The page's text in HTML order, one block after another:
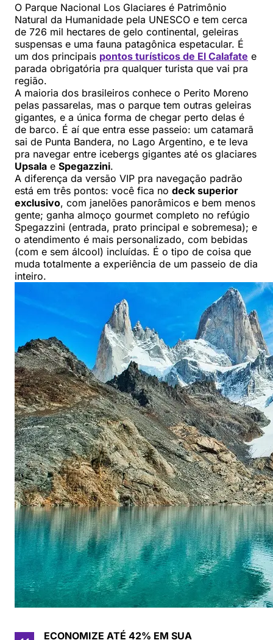
O Parque Nacional Los Glaciares é Patrimônio
Natural da Humanidade pela UNESCO e tem cerca
de 726 mil hectares de gelo continental, geleiras
suspensas e uma fauna patagônica espetacular. É
um dos principais pontos turísticos de El Calafate e
parada obrigatória pra qualquer turista que vai pra
região.
A maioria dos brasileiros conhece o Perito Moreno
pelas passarelas, mas o parque tem outras geleiras
gigantes, e a única forma de chegar perto delas é
de barco. É aí que entra esse passeio: um catamarã
sai de Punta Bandera, no Lago Argentino, e te leva
pra navegar entre icebergs gigantes até os glaciares
Upsala e Spegazzini.
A diferença da versão VIP pra navegação padrão
está em três pontos: você fica no deck superior
exclusivo, com janelões panorâmicos e bem menos
gente; ganha almoço gourmet completo no refúgio
Spegazzini (entrada, prato principal e sobremesa); e
o atendimento é mais personalizado, com bebidas
(com e sem álcool) incluídas. É o tipo de coisa que
muda totalmente a experiência de um passeio de dia
inteiro.
ECONOMIZE ATÉ 42% EM SUA